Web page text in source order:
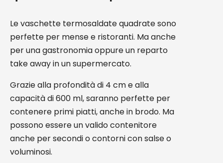
Le vaschette termosaldate quadrate sono
perfette per mense e ristoranti. Ma anche
per una gastronomia oppure un reparto
take away in un supermercato.
Grazie alla profondità di 4 cm e alla
capacità di 600 ml, saranno perfette per
contenere primi piatti, anche in brodo. Ma
possono essere un valido contenitore
anche per secondi o contorni con salse o
voluminosi.